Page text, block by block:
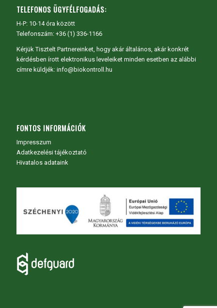
TELEFONOS ÜGYFÉLFOGADÁS:
H-P: 10-14 óra között
Telefonszám: +36 (1) 336-1166
Kérjük Tisztelt Partnereinket, hogy akár általános, akár konkrét
kérdésben írott elektronikus leveleiket minden esetben az alábbi
címre küldjék: info@biokontroll.hu
FONTOS INFORMÁCIÓK
Impresszum
Adatkezelési tájékoztató
Hivatalos adataink